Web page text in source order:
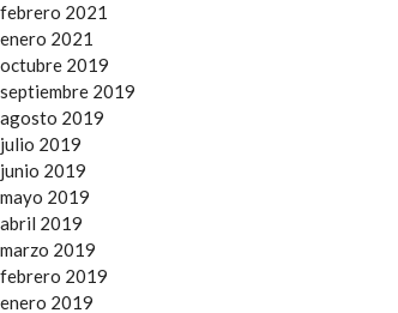
febrero 2021
enero 2021
octubre 2019
septiembre 2019
agosto 2019
julio 2019
junio 2019
mayo 2019
abril 2019
marzo 2019
febrero 2019
enero 2019